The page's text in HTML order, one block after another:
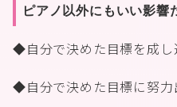
ピアノ以外にもいい影
◆自分で決めた目標を成し
◆自分で決めた目標に努力